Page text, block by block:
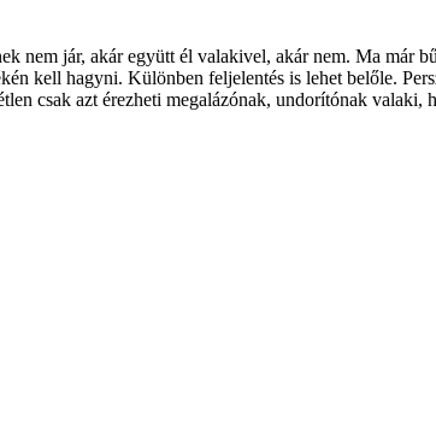
nem jár, akár együtt él valakivel, akár nem. Ma már
kell hagyni. Különben feljelentés is lehet belőle.
csak azt érezheti megalázónak, undorítónak